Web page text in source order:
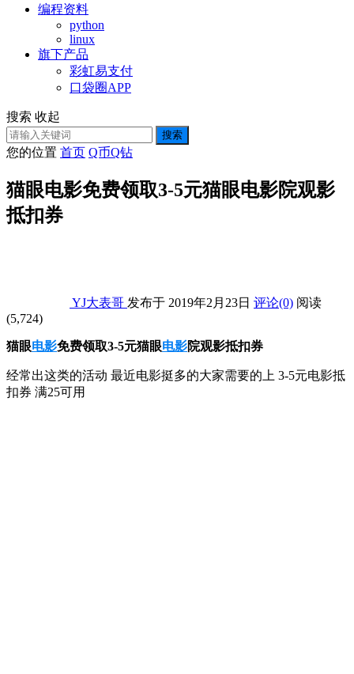
编程资料
python
linux
旗下产品
彩虹易支付
口袋圈APP
搜索 收起
搜索
您的位置 首页 Q币Q钻
猫眼电影免费领取3-5元猫眼电影院观影
抵扣券
YJ大表哥 发布于 2019年2月23日 评论(0) 阅读
(5,724)
猫眼电影免费领取3-5元猫眼电影院观影抵扣券
经常出这类的活动 最近电影挺多的大家需要的上 3-5元电影抵
扣券 满25可用